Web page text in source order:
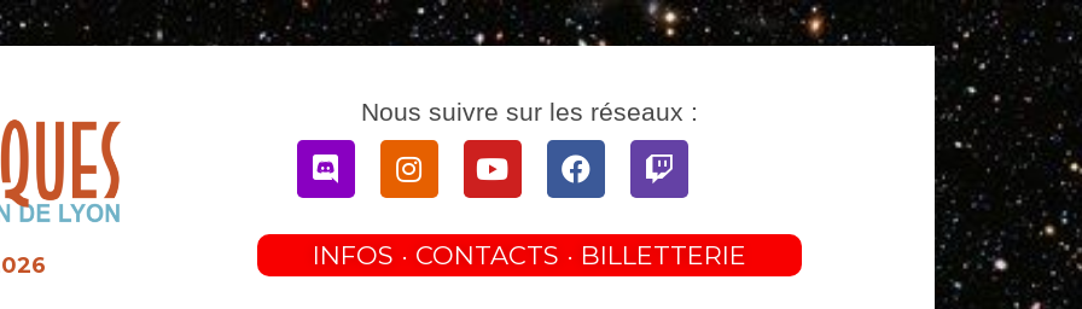
Nous suivre sur les réseaux :
DiscordInstagramYoutubeFacebookTwitch
INFOS · CONTACTS · BILLETTERIE